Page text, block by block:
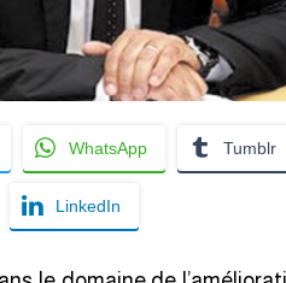
WhatsApp Tumblr
LinkedIn